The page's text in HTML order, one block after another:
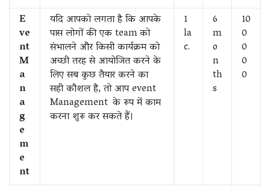
E
ve
nt
M
a
n
a
g
e
m
e
nt
यदि आपको लगता है कि आपके
पास लोगों की एक team को
संभालने और किसी कार्यक्रम को
अच्छी तरह से आयोजित करने के
लिए सब कुछ तैयार करने का
सही कौशल है, तो आप event
Management के रूप में काम
करना शुरू कर सकते हैं।
1
la
c.
6
m
o
n
th
s
10
0
0
0
0